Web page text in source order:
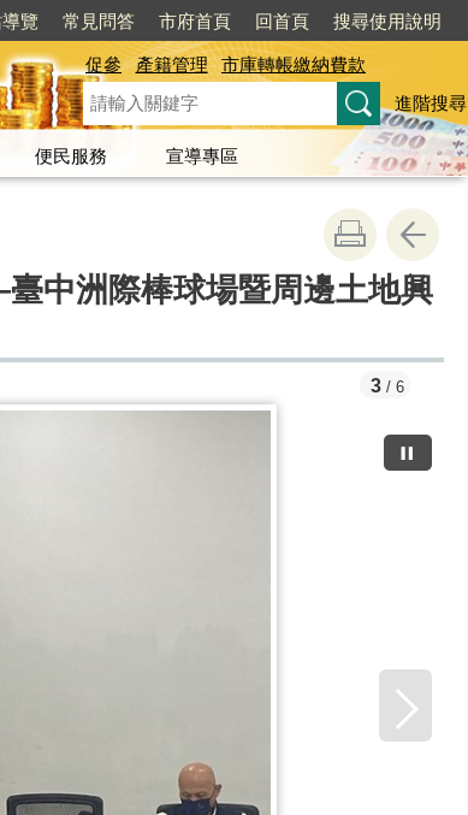
覽 常見問答 市府首頁 回首頁 搜尋使用說明
促參 產籍管理
市庫轉帳繳納費款
進階搜尋
便民服務
宣導專區
中洲際棒球場暨周邊土地興
3 / 6